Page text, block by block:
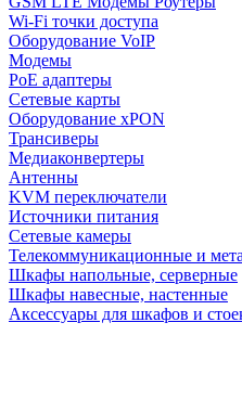
Wi-Fi точки доступа
Оборудование VoIP
Модемы
PoE адаптеры
Сетевые карты
Оборудование xPON
Трансиверы
Медиаконвертеры
Антенны
KVM переключатели
Источники питания
Сетевые камеры
Телекоммуникационные и
Шкафы напольные, серверные
Шкафы навесные, настенные
Аксессуары для шкафов и